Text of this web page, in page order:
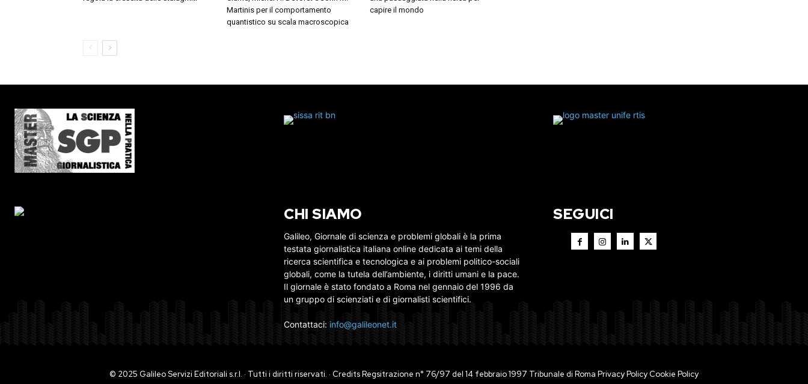
Martinis per il comportamento
quantistico su scala macroscopica
capire il mondo
CHI SIAMO
Galileo, Giornale di scienza e problemi globali è la prima
testata giornalistica italiana online dedicata ai temi della
ricerca scientifica e tecnologica e ai problemi politico-sociali
globali, come la tutela dell’ambiente, i diritti umani e la pace.
Il giornale è stato fondato a Roma nel gennaio del 1996 da
un gruppo di scienziati e di giornalisti scientifici.
Contattaci: info@galileonet.it
SEGUICI
© 2025 Galileo Servizi Editoriali s.r.l. · Tutti i diritti riservati. · Credits Regsitrazione n° 76/97 del 14 febbraio 1997 Tribunale di Roma Privacy PolicyCookie Policy